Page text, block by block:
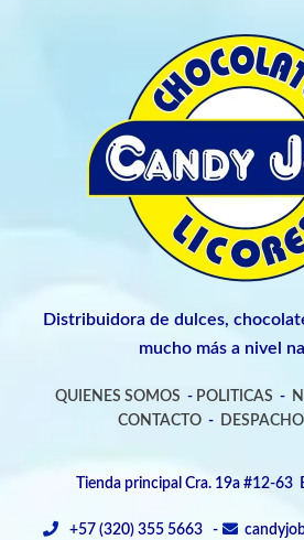
Distribuidora de dulces,
mucho más a nivel
QUIENES SOMOS - POLITICAS -
CONTACTO-
Tienda principal Cra. 19a #12-63
+57 (320) 355 5663 -